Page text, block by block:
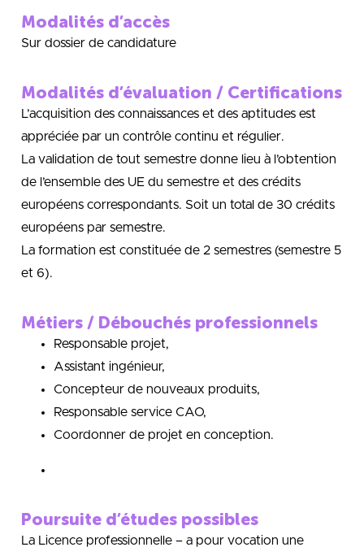
Modalités d’accès
Sur dossier de candidature
Modalités d’évaluation / Certifications
L’acquisition des connaissances et des aptitudes est
appréciée par un contrôle continu et régulier.
La validation de tout semestre donne lieu à l’obtention
de l’ensemble des UE du semestre et des crédits
européens correspondants. Soit un total de 30 crédits
européens par semestre.
La formation est constituée de 2 semestres (semestre 5
et 6).
Métiers / Débouchés professionnels
Responsable projet,
Assistant ingénieur,
Concepteur de nouveaux produits,
Responsable service CAO,
Coordonner de projet en conception.
Poursuite d’études possibles
La Licence professionnelle – a pour vocation une